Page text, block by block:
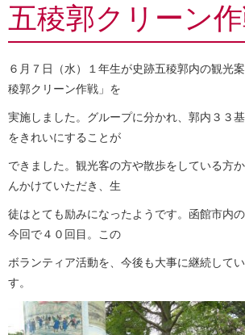
五稜郭クリーン
６月７日（水）１年生が史跡五稜郭内の観光
稜郭クリーン作戦」を
実施しました。グループに分かれ、郭内３３
をきれいにすることが
できました。観光客の方や散歩をしている方
んかけていただき、生
徒はとても励みになったようです。函館市内
今回で４０回目。この
ボランティア活動を、今後も大事に継続して
す。